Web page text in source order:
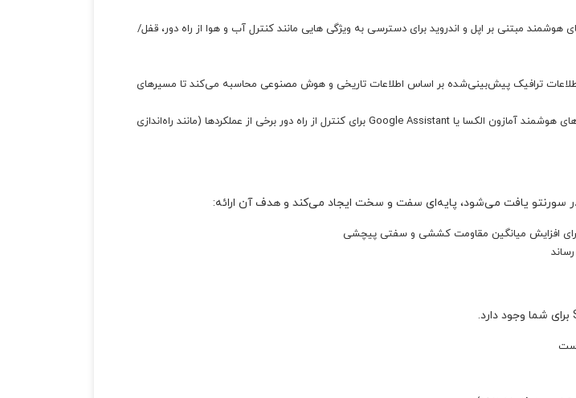
مبتنی بر اپل و اندروید برای دسترسی به ویژگی هایی مانند کنترل آب و هوا از راه دور، قفل/
ترافیک پیش‌بینی‌شده بر اساس اطلاعات تاریخی و هوش مصنوعی محاسبه می‌کند تا مسیرهای
یکپارچه‌سازی بلندگوی هوشمند به مشتریان امکان می‌دهد از بلندگوها یا دستگاه‌های هوشمند آمازون الکسا یا Google Assistant برای کنترل از راه دور برخی از عملکردها (مانند راه‌اندازی
برای افزایش میانگین مقاومت کششی و سفتی پیچشی